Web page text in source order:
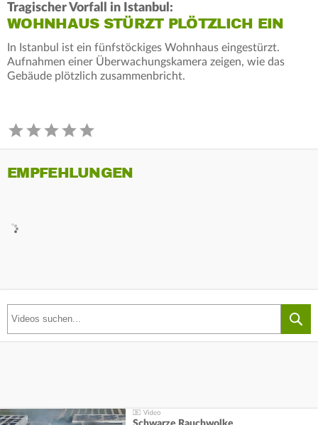
Tragischer Vorfall in Istanbul:
WOHNHAUS STÜRZT PLÖTZLICH EIN
In Istanbul ist ein fünfstöckiges Wohnhaus eingestürzt.
Aufnahmen einer Überwachungskamera zeigen, wie das
Gebäude plötzlich zusammenbricht.
EMPFEHLUNGEN